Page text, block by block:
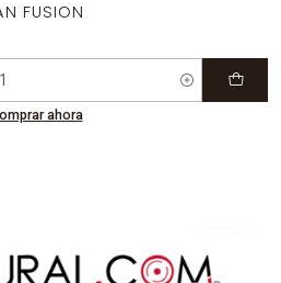
FUSION
ahora